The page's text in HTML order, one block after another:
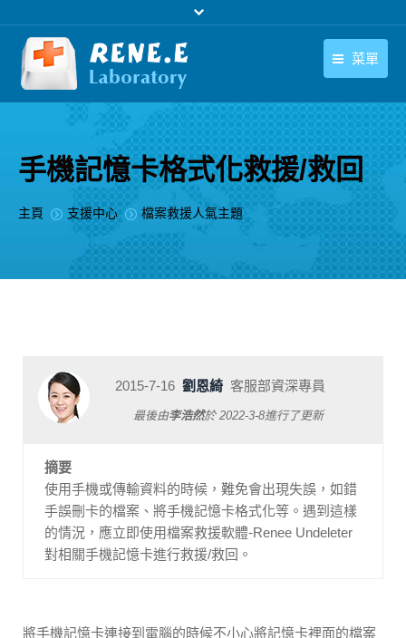
菜單
下載中心
支援中心
繁體中文
繁體中文
手機記憶卡格式化救援/救回
您在此处：
主頁 支援中心 檔案救援人氣主題
2015-7-16 劉恩綺 客服部資深專員
最後由李浩然於2022-3-8進行了更新
摘要
使用手機或傳輸資料的時候，難免會出現失誤，如錯
手誤刪卡的檔案、將手機記憶卡格式化等。遇到這樣
的情況，應立即使用檔案救援軟體-Renee Undeleter
對相關手機記憶卡進行救援/救回。
將手機記憶卡連接到電腦的時候不小心將記憶卡裡面的檔案